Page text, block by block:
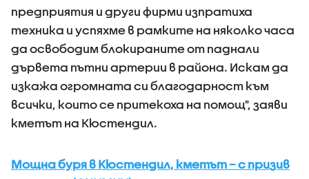
предприятия и други фирми изпратиха
техника и успяхме в рамките на няколко часа
да освободим блокираните от паднали
дървета пътни артерии в района. Искам да
изкажа огромната си благодарност към
всички, които се притекоха на помощ", заяви
кметът на Кюстендил.
Мощна буря в Кюстендил, кметът – с призив